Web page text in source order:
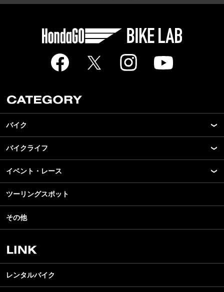
バイク
New Model Show
モデル情報
カスタマイズパーツ
テクノロジー
名車・旧車
ビジネス
バイクライフ
アプリ
ライディングギア
ツーリング
アウトドア
レンタルバイク
イベント・レース
モータースポーツ
イベント
スクール・レッスン
ツーリングスポット
その他
レンタルバイク